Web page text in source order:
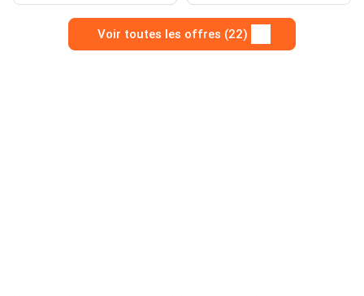
Voir toutes les offres (22)